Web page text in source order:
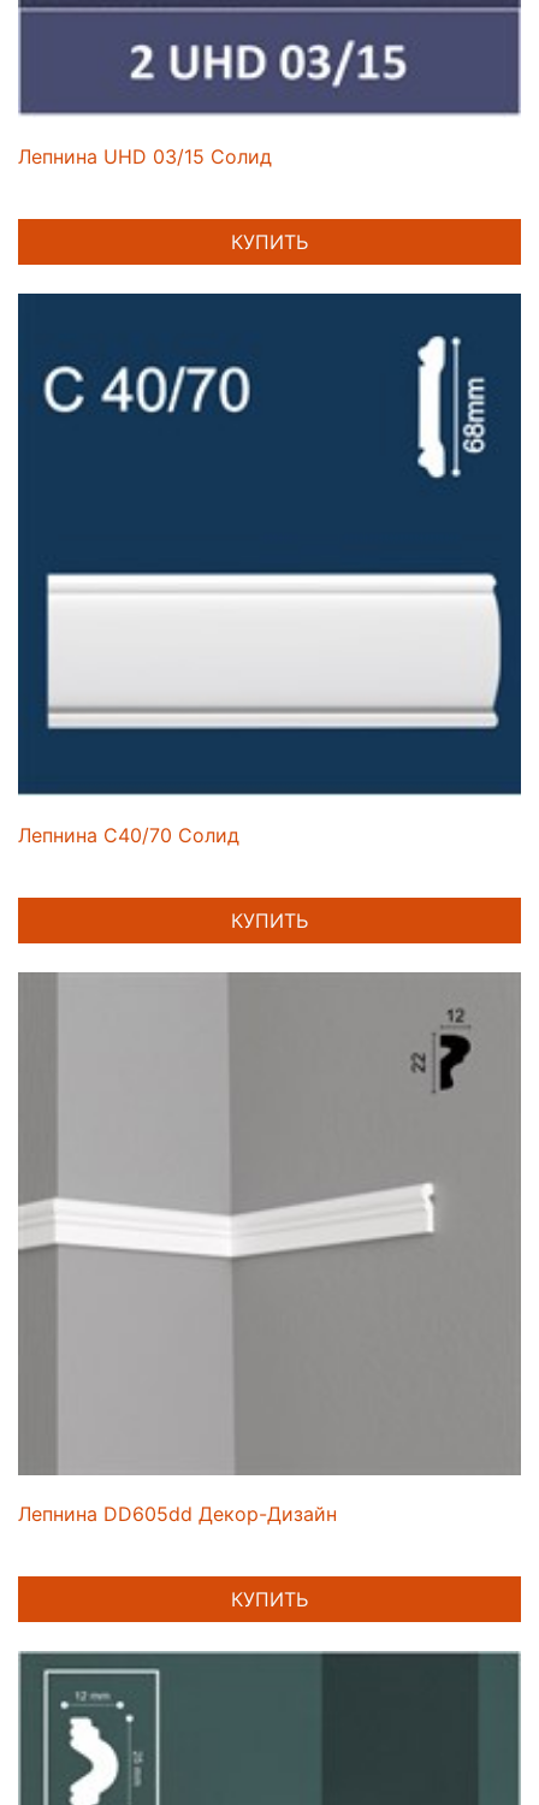
Лепнина UHD 03/15 Солид
КУПИТЬ
Лепнина C40/70 Солид
КУПИТЬ
Лепнина DD605dd Декор-Дизайн
КУПИТЬ